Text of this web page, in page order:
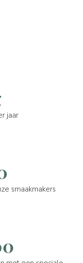
jaar
smaakmakers